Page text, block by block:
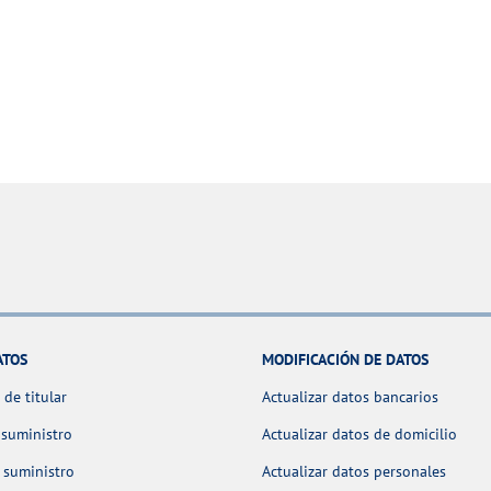
de titular
suministro
MODIFICACIÓN DE DATOS
Actualizar datos bancarios
Actualizar datos de domicilio
Actualizar datos personales